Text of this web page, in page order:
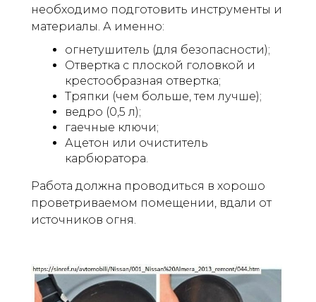
необходимо подготовить инструменты и
материалы. А именно:
огнетушитель (для безопасности);
Отвертка с плоской головкой и
крестообразная отвертка;
Тряпки (чем больше, тем лучше);
ведро (0,5 л);
гаечные ключи;
Ацетон или очиститель
карбюратора.
Работа должна проводиться в хорошо
проветриваемом помещении, вдали от
источников огня.